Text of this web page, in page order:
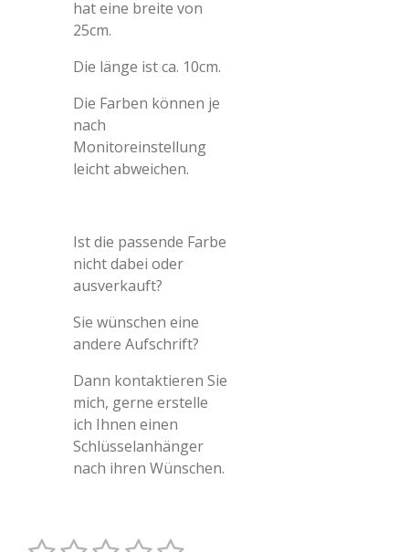
hat eine breite von
25cm.
Die länge ist ca. 10cm.
Die Farben können je
nach
Monitoreinstellung
leicht abweichen.
Ist die passende Farbe
nicht dabei oder
ausverkauft?
Sie wünschen eine
andere Aufschrift?
Dann kontaktieren Sie
mich, gerne erstelle
ich Ihnen einen
Schlüsselanhänger
nach ihren Wünschen.
B B